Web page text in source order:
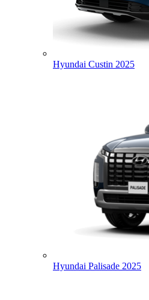
Hyundai Custin 2025
Hyundai Palisade 2025